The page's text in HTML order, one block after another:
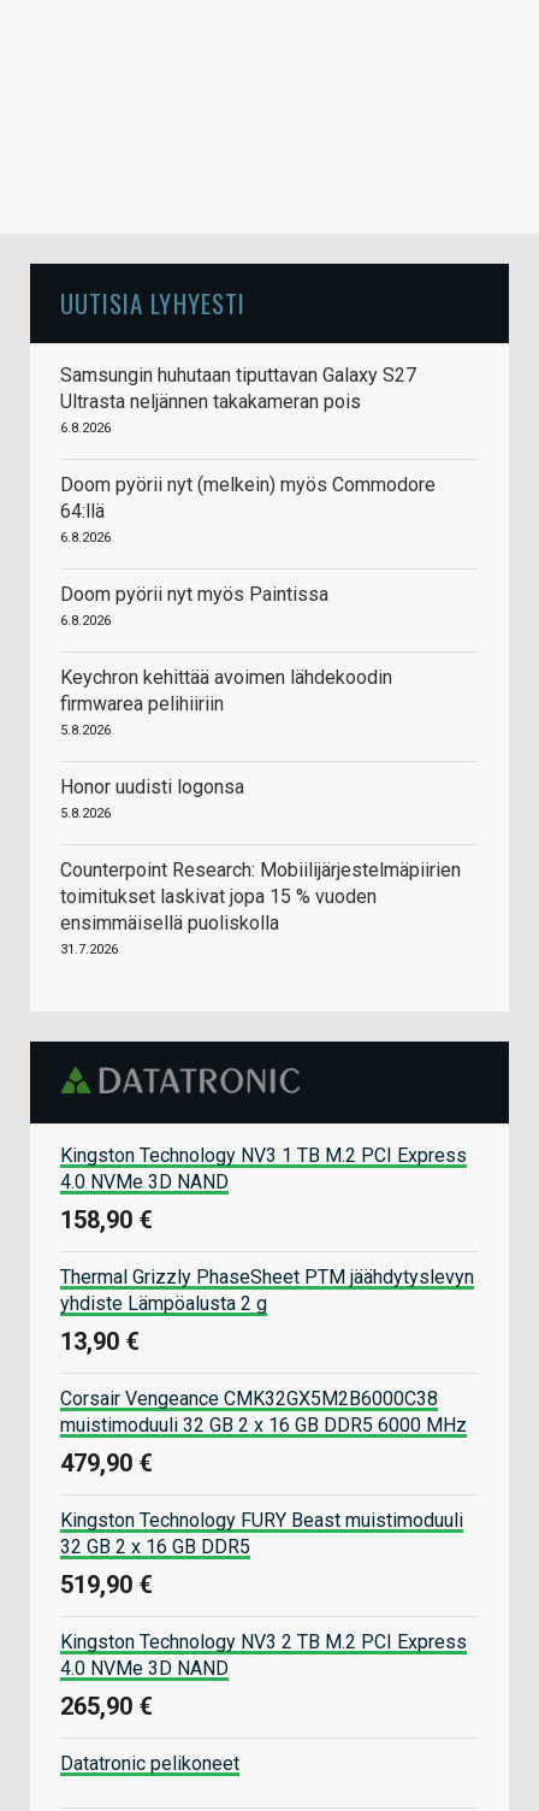
UUTISIA LYHYESTI
Samsungin huhutaan tiputtavan Galaxy S27
Ultrasta neljännen takakameran pois
6.8.2026
Doom pyörii nyt (melkein) myös Commodore
64:llä
6.8.2026
Doom pyörii nyt myös Paintissa
6.8.2026
Keychron kehittää avoimen lähdekoodin
firmwarea pelihiiriin
5.8.2026
Honor uudisti logonsa
5.8.2026
Counterpoint Research: Mobiilijärjestelmäpiirien
toimitukset laskivat jopa 15 % vuoden
ensimmäisellä puoliskolla
31.7.2026
Kingston Technology NV3 1 TB M.2 PCI Express
4.0 NVMe 3D NAND
158,90 €
Thermal Grizzly PhaseSheet PTM jäähdytyslevyn
yhdiste Lämpöalusta 2 g
13,90 €
Corsair Vengeance CMK32GX5M2B6000C38
muistimoduuli 32 GB 2 x 16 GB DDR5 6000 MHz
479,90 €
Kingston Technology FURY Beast muistimoduuli
32 GB 2 x 16 GB DDR5
519,90 €
Kingston Technology NV3 2 TB M.2 PCI Express
4.0 NVMe 3D NAND
265,90 €
Datatronic pelikoneet